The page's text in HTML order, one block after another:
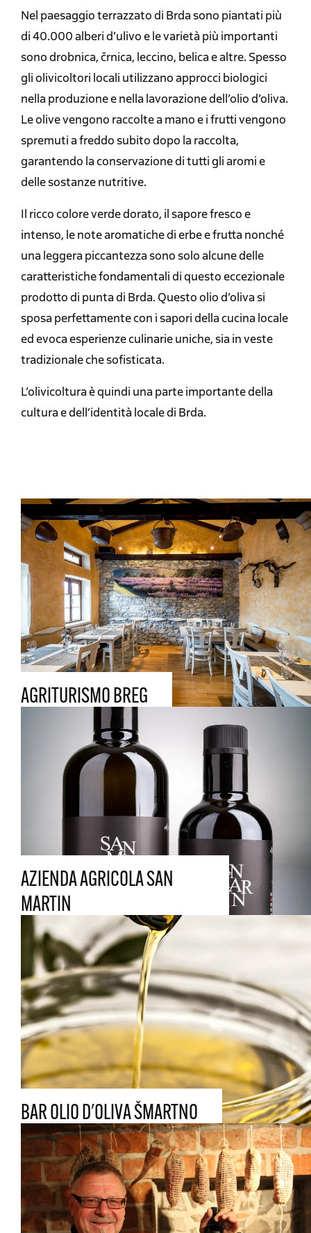
Nel paesaggio terrazzato di Brda sono piantati più
di 40.000 alberi d’ulivo e le varietà più importanti
sono drobnica, črnica, leccino, belica e altre. Spesso
gli olivicoltori locali utilizzano approcci biologici
nella produzione e nella lavorazione dell’olio d’oliva.
Le olive vengono raccolte a mano e i frutti vengono
spremuti a freddo subito dopo la raccolta,
garantendo la conservazione di tutti gli aromi e
delle sostanze nutritive.
Il ricco colore verde dorato, il sapore fresco e
intenso, le note aromatiche di erbe e frutta nonché
una leggera piccantezza sono solo alcune delle
caratteristiche fondamentali di questo eccezionale
prodotto di punta di Brda. Questo olio d’oliva si
sposa perfettamente con i sapori della cucina locale
ed evoca esperienze culinarie uniche, sia in veste
tradizionale che sofisticata.
L’olivicoltura è quindi una parte importante della
cultura e dell’identità locale di Brda.
AGRITURISMO BREG
AZIENDA AGRICOLA SAN
MARTIN
BAR OLIO D'OLIVA ŠMARTNO